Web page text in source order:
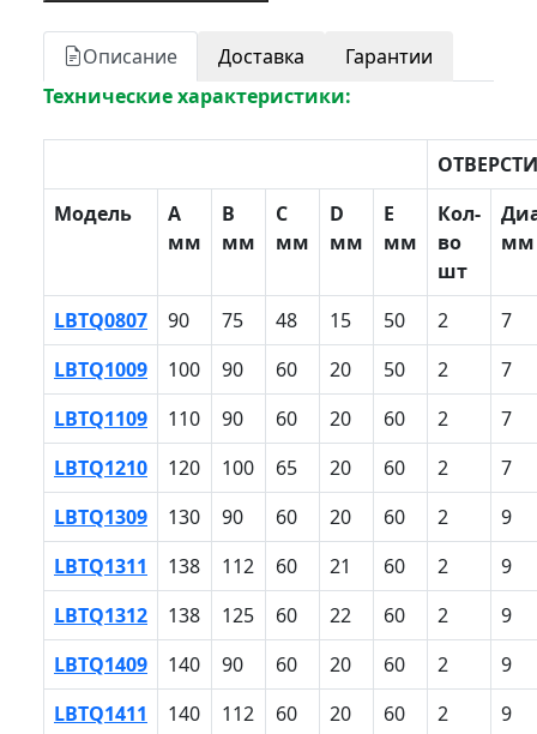
Описание Доставка
Гарантии
Технические характеристики:
Модель
A
мм
B
мм
С
мм
D
мм
E
мм
Кол-
во
шт
мм
LBTQ0807 90 75 48 15 50 2
7
LBTQ1009
100 90 60 20 50 2
7
LBTQ1109
110 90 60 20 60 2
7
LBTQ1210
120 100 65 20 60 2
7
LBTQ1309
130 90 60 20 60 2
9
LBTQ1311
138 112 60 21 60 2
9
LBTQ1312
138 125 60 22 60 2
9
LBTQ1409
140 90 60 20 60 2
9
LBTQ1411
140 112 60 20 60 2 9